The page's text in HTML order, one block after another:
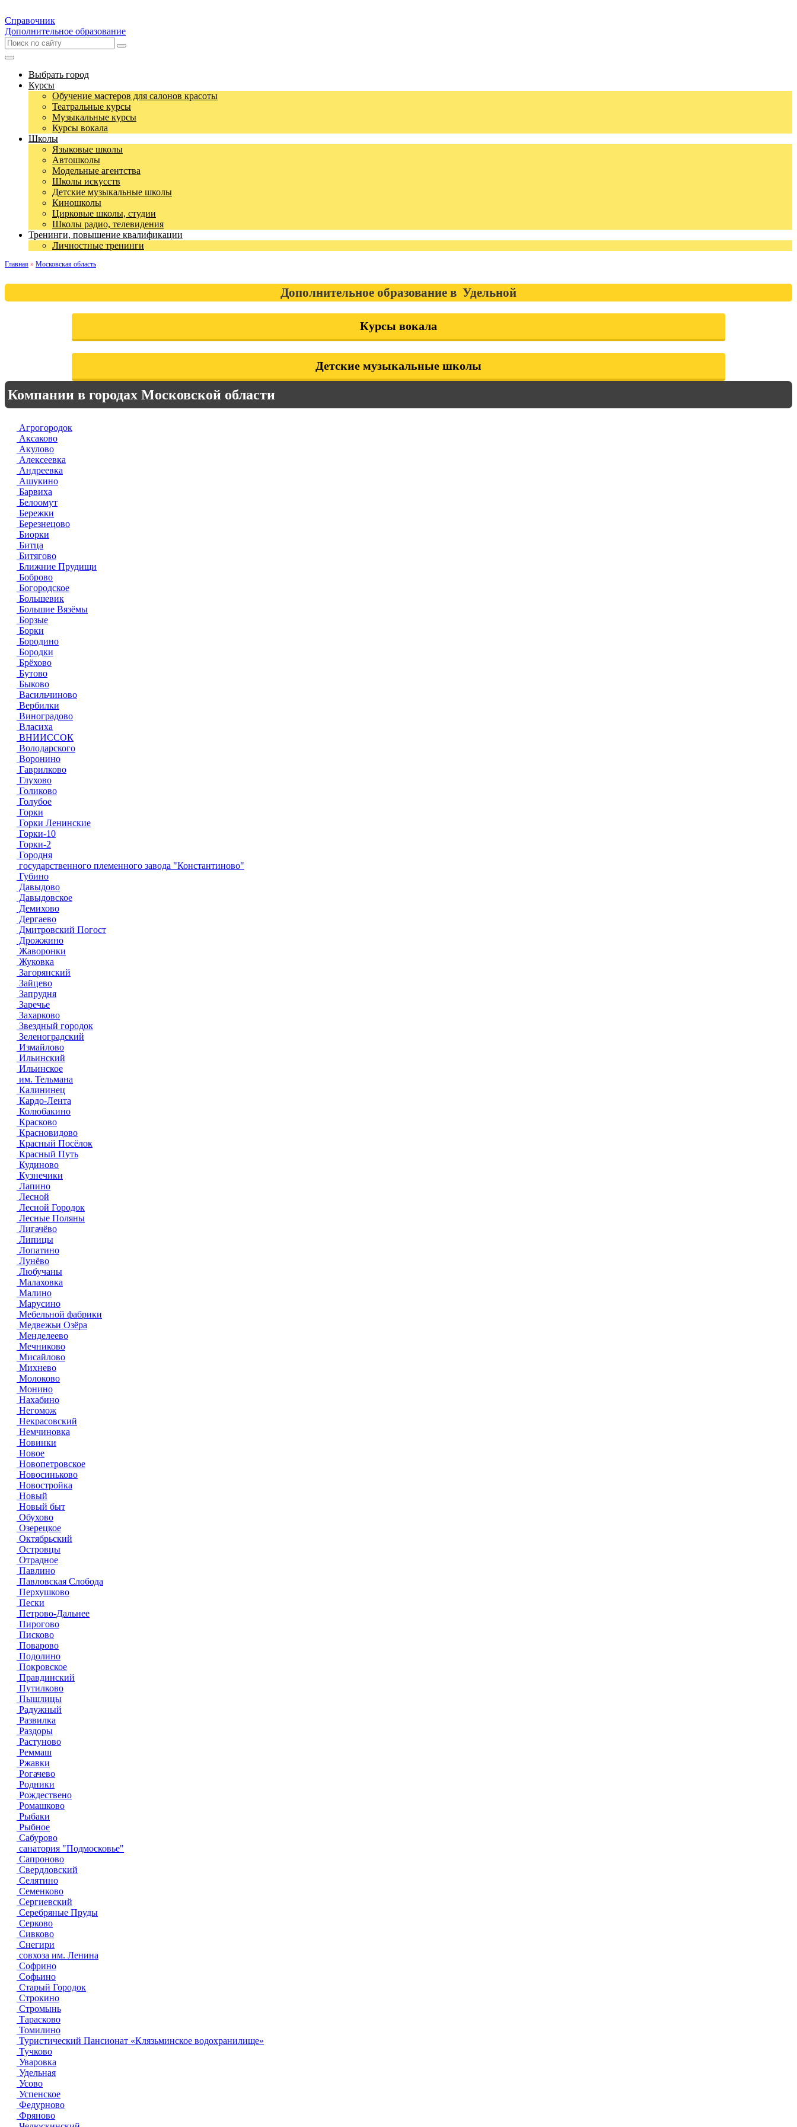
Справочник
Дополнительное образование
Выбрать город
Курсы
Обучение мастеров для салонов красоты
Театральные курсы
Музыкальные курсы
Курсы вокала
Школы
Языковые школы
Автошколы
Модельные агентства
Школы искусств
Детские музыкальные школы
Киношколы
Цирковые школы, студии
Школы радио, телевидения
Тренинги, повышение квалификации
Личностные тренинги
Главная » Московская область
Дополнительное образование в Удельной
Курсы вокала
Детские музыкальные школы
Компании в городах Московской области
Агрогородок
Аксаково
Акулово
Алексеевка
Андреевка
Ашукино
Барвиха
Белоомут
Бережки
Березнецово
Биорки
Битца
Битягово
Ближние Прудищи
Боброво
Богородское
Большевик
Большие Вязёмы
Борзые
Борки
Бородино
Бородки
Брёхово
Бутово
Быково
Васильчиново
Вербилки
Виноградово
Власиха
ВНИИССОК
Володарского
Воронино
Гаврилково
Глухово
Голиково
Голубое
Горки
Горки Ленинские
Горки-10
Горки-2
Городня
государственного племенного завода "Константиново"
Губино
Давыдово
Давыдовское
Демихово
Дергаево
Дмитровский Погост
Дрожжино
Жаворонки
Жуковка
Загорянский
Зайцево
Запрудня
Заречье
Захарково
Звездный городок
Зеленоградский
Измайлово
Ильинский
Ильинское
им. Тельмана
Калининец
Кардо-Лента
Колюбакино
Красково
Красновидово
Красный Посёлок
Красный Путь
Кудиново
Кузнечики
Лапино
Лесной
Лесной Городок
Лесные Поляны
Лигачёво
Липицы
Лопатино
Лунёво
Любучаны
Малаховка
Малино
Марусино
Мебельной фабрики
Медвежьи Озёра
Менделеево
Мечниково
Мисайлово
Михнево
Молоково
Монино
Нахабино
Негомож
Некрасовский
Немчиновка
Новинки
Новое
Новопетровское
Новосиньково
Новостройка
Новый
Новый быт
Обухово
Озерецкое
Октябрьский
Островцы
Отрадное
Павлино
Павловская Слобода
Перхушково
Пески
Петрово-Дальнее
Пирогово
Писково
Поварово
Подолино
Покровское
Правдинский
Путилково
Пышлицы
Радужный
Развилка
Раздоры
Растуново
Реммаш
Ржавки
Рогачево
Родники
Рождествено
Ромашково
Рыбаки
Рыбное
Сабурово
санатория "Подмосковье"
Сапроново
Свердловский
Селятино
Семенково
Сергиевский
Серебряные Пруды
Серково
Сивково
Снегири
совхоза им. Ленина
Софрино
Софьино
Старый Городок
Строкино
Стромынь
Тарасково
Томилино
Туристический Пансионат «Клязьминское водохранилище»
Тучково
Уваровка
Удельная
Усово
Успенское
Федурново
Фряново